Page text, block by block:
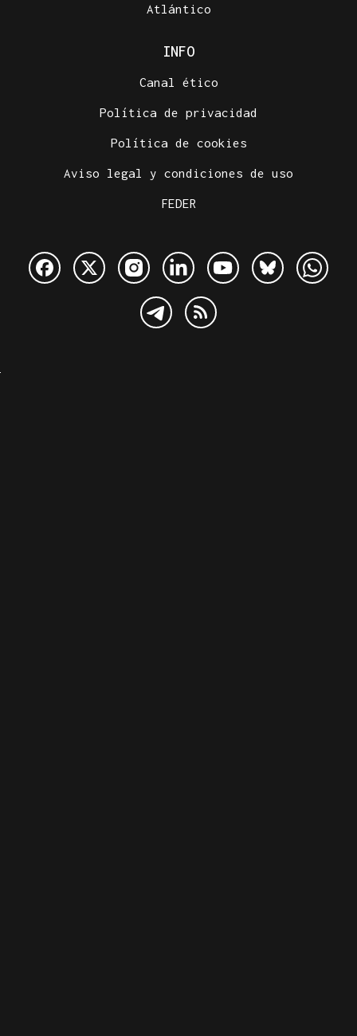
Atlántico
INFO
Canal ético
Política de privacidad
Política de cookies
Aviso legal y condiciones de uso
FEDER